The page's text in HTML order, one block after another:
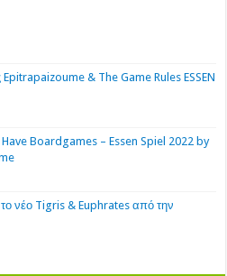
& The Game Rules ESSEN
Boardgames – Essen Spiel 2022 by
το νέο Tigris & Euphrates από την